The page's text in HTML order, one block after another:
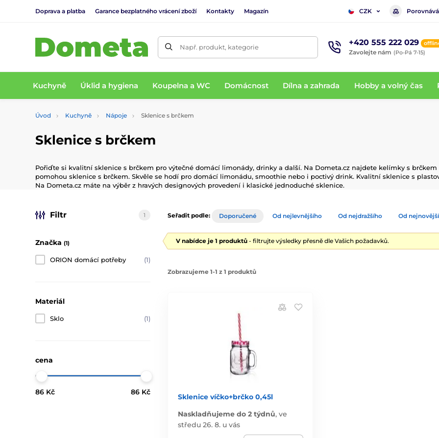
Doprava a platba Garance bezplatného vrácení zboží Kontakty Magazín CZK
Např. produkt, kategorie +420 555 222 029
Zavolejte nám (Po-Pá 7-15)
Kuchyně Úklid a hygiena Koupelna a WC Domácnost Dílna a zahrada Hobby a volný čas
Úvod Kuchyně Nápoje Sklenice s brčkem
Sklenice s brčkem
Pořiďte si kvalitní sklenice s brčkem pro výtečné domácí limonády, drinky a další. Na Dometa.cz najdete kelímky s
pomohou sklenice s brčkem. Skvěle se hodí pro domácí limonádu, smoothie nebo i poctivý drink. Kvalitní sklenice s
Na Dometa.cz máte na výběr z hravých designových provedení i klasické jednoduché sklenice.
Filtr 1
Značka (1)
ORION domácí potřeby (1)
Materiál
Sklo (1)
cena
86 Kč 86 Kč
Seřadit podle: Doporučené Od nejlevnějšího Od nejdražšího Od
V nabídce je 1 produktů - filtrujte výsledky přesně dle Vašich požadavků.
Zobrazujeme 1-1 z 1 produktů
Sklenice víčko+brčko 0,45l
Naskladňujeme do 2 týdnů, ve
středu 26. 8. u vás